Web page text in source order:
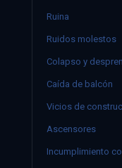
Ruina
Ruidos molestos
Colapso y
Caída de balcón
Vicios de
Ascensores
Incumplimiento